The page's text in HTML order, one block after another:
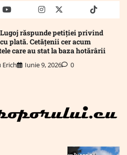
youtubeMailinstagram
twitter truthtiktok
răspunde petiției privind
plată. Cetățenii cer acum
care au stat la baza hotărârii
Erich Iunie 9, 2026 0